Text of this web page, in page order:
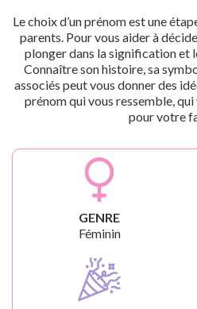
Le choix d’un prénom est une
parents. Pour vous aider à
plonger dans la signification et
Connaître son histoire, sa
associés peut vous donner des
prénom qui vous ressemble,
pour votre
GENRE
Féminin